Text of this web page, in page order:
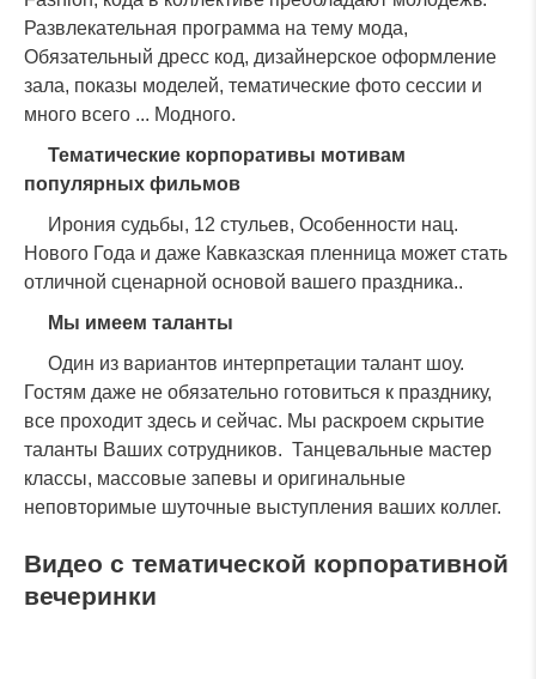
специалист свяжется с
вами в ближайшее время
Развлекательная программа на тему мода,
Обязательный дресс код, дизайнерское оформление
зала, показы моделей, тематические фото сессии и
много всего ... Модного.
Тематические корпоративы мотивам
популярных фильмов
Ирония судьбы, 12 стульев, Особенности нац.
Нового Года и даже Кавказская пленница может стать
отличной сценарной основой вашего праздника..
Мы имеем таланты
Один из вариантов интерпретации талант шоу.
Гостям даже не обязательно готовиться к празднику,
все проходит здесь и сейчас. Мы раскроем скрытие
таланты Ваших сотрудников. Танцевальные мастер
классы, массовые запевы и оригинальные
неповторимые шуточные выступления ваших коллег.
Видео с тематической корпоративной
вечеринки